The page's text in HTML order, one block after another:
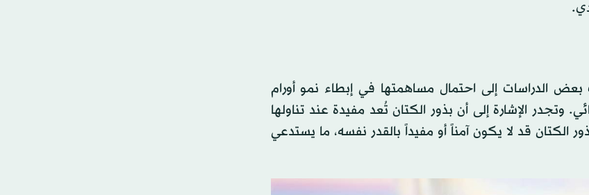
الدراسات إلى احتمال مساهمتها في إبطاء نمو أورام
وتجدر الإشارة إلى أن بذور الكتان تُعد مفيدة عند تناولها
الكتان قد لا يكون آمناً أو مفيداً بالقدر نفسه، ما يستدعي